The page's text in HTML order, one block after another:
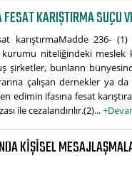
KARIŞTIRMA SUÇU
karıştırmaMadde 236-
niteliğindeki meslek
şirketler, bunların
çalışan dernekler ya
edimin ifasına fesat
ile cezalandırılır.(2)...
KIŞISEL